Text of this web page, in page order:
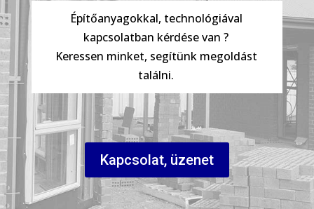
Építőanyagokkal, technológiával
kapcsolatban kérdése van ?
Keressen minket, segítünk megoldást
találni.
Kapcsolat, üzenet